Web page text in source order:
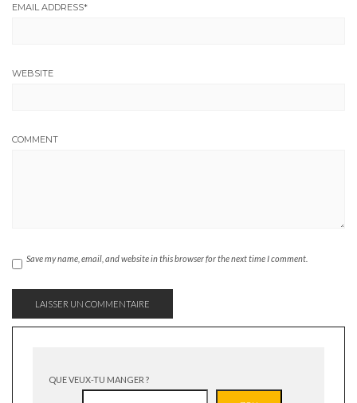
EMAIL ADDRESS*
WEBSITE
COMMENT
Save my name, email, and website in this browser for the next time I comment.
QUE VEUX-TU MANGER ?